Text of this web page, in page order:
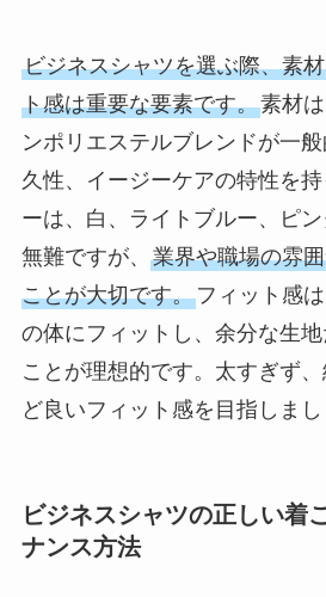
ビジネスシャツを選ぶ際、素
ト感は重要な要素です。素材
ンポリエステルブレンドが一
久性、イージーケアの特性を
ーは、白、ライトブルー、ピ
無難ですが、 業界や職場の雰
ことが大切です。フィット感
の体にフィットし、余分な生
ことが理想的です。太すぎず
ど良いフィット感を目指しまし
ビジネスシャツの正しい着
ナンス方法